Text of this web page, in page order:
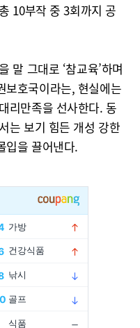
10부작 중 3회까지 공
말 그대로 ‘참교육’하며
보호국이라는, 현실에는
리만족을 선사한다. 동
는 보기 힘든 개성 강한
입을 끌어낸다.